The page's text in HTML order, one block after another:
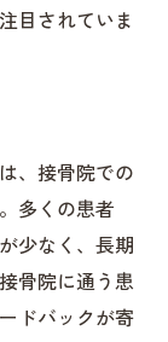
目されていま
、接骨院での
多くの患者
少なく、長期
骨院に通う患
ドバックが寄